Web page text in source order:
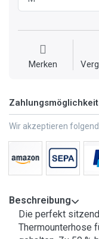
Merken
Wir akzeptieren
Beschreibung
Die perfekt
Thermounterhose